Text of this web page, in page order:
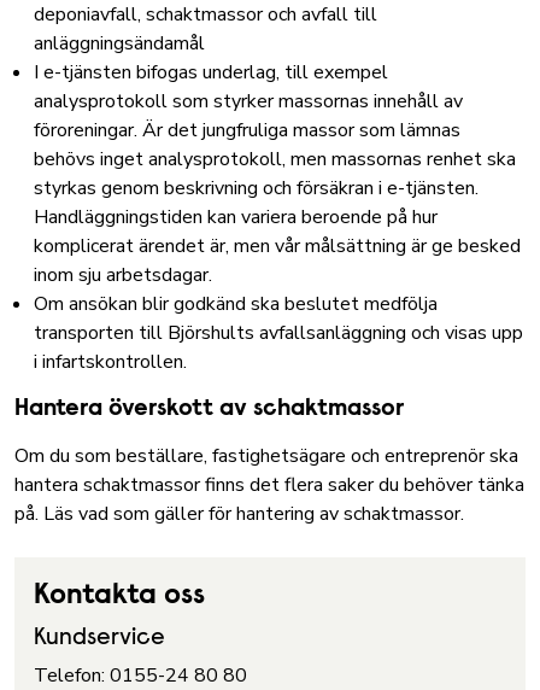
deponiavfall, schaktmassor och avfall till
anläggningsändamål
I e-tjänsten bifogas underlag, till exempel
analysprotokoll som styrker massornas innehåll av
föroreningar. Är det jungfruliga massor som lämnas
behövs inget analysprotokoll, men massornas renhet ska
styrkas genom beskrivning och försäkran i e-tjänsten.
Handläggningstiden kan variera beroende på hur
komplicerat ärendet är, men vår målsättning är ge besked
inom sju arbetsdagar.
Om ansökan blir godkänd ska beslutet medfölja
transporten till Björshults avfallsanläggning och visas upp
i infartskontrollen.
Hantera överskott av schaktmassor
Om du som beställare, fastighetsägare och entreprenör ska
hantera schaktmassor finns det flera saker du behöver tänka
på. Läs vad som gäller för hantering av schaktmassor.
Kontakta oss
Kundservice
Telefon: 0155-24 80 80